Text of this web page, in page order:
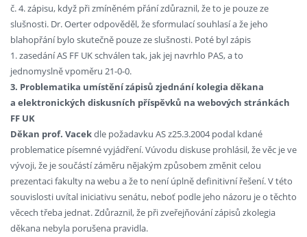
č. 4. zápisu, když při zmíněném přání zdůraznil, že to je pouze ze
slušnosti. Dr. Oerter odpověděl, že sformulací souhlasí a že jeho
blahopřání bylo skutečně pouze ze slušnosti. Poté byl zápis
1. zasedání AS FF UK schválen tak, jak jej navrhlo PAS, a to
jednomyslně vpoměru 21-0-0.
3. Problematika umístění zápisů zjednání kolegia děkana
a elektronických diskusních příspěvků na webových stránkách
FF UK
Děkan prof. Vacekdle požadavku AS z25.3.2004 podal kdané
problematice písemné vyjádření. Vúvodu diskuse prohlásil, že věc je ve
vývoji, že je součástí záměru nějakým způsobem změnit celou
prezentaci fakulty na webu a že to není úplně definitivní řešení. V této
souvislosti uvítal iniciativu senátu, neboť podle jeho názoru je o těchto
věcech třeba jednat. Zdůraznil, že při zveřejňování zápisů zkolegia
děkana nebyla porušena pravidla.